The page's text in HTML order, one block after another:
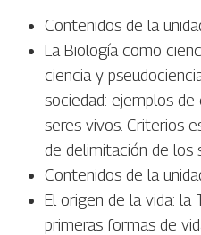
Contenidos de la
La Biología como
ciencia y
sociedad: ejemplos de
seres vivos. Criterios
de delimitación de los
Contenidos de la
El origen de la vida: la
primeras formas de